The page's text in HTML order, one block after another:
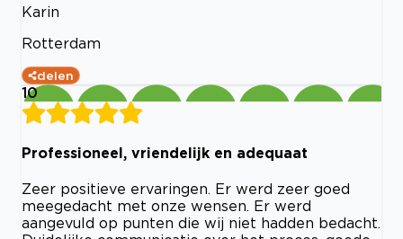
Karin
Rotterdam
delen
10
Professioneel, vriendelijk en adequaat
Zeer positieve ervaringen. Er werd zeer goed
meegedacht met onze wensen. Er werd
aangevuld op punten die wij niet hadden bedacht.